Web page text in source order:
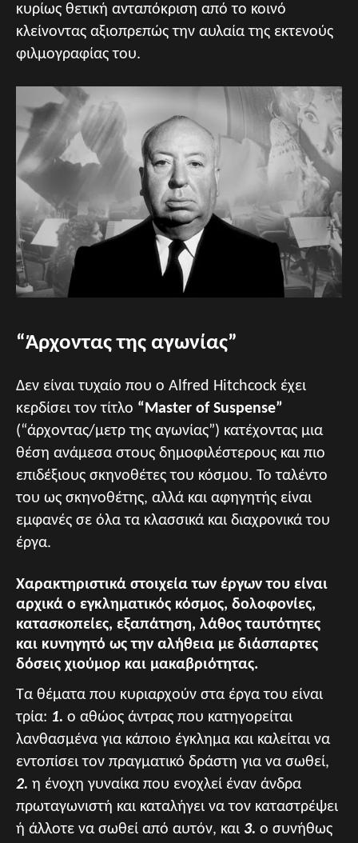
κυρίως θετική ανταπόκριση από το κοινό
κλείνοντας αξιοπρεπώς την αυλαία της εκτενούς
φιλμογραφίας του.
“Άρχοντας της αγωνίας”
Δεν είναι τυχαίο που ο Alfred Hitchcock έχει
κερδίσει τον τίτλο “Master of Suspense”
(“άρχοντας/μετρ της αγωνίας”) κατέχοντας μια
θέση ανάμεσα στους δημοφιλέστερους και πιο
επιδέξιους σκηνοθέτες του κόσμου. Το ταλέντο
του ως σκηνοθέτης, αλλά και αφηγητής είναι
εμφανές σε όλα τα κλασσικά και διαχρονικά του
έργα.
Χαρακτηριστικά στοιχεία των έργων του είναι
αρχικά ο εγκληματικός κόσμος, δολοφονίες,
κατασκοπείες, εξαπάτηση, λάθος ταυτότητες
και κυνηγητό ως την αλήθεια με διάσπαρτες
δόσεις χιούμορ και μακαβριότητας.
Τα θέματα που κυριαρχούν στα έργα του είναι
τρία: 1. ο αθώος άντρας που κατηγορείται
λανθασμένα για κάποιο έγκλημα και καλείται να
εντοπίσει τον πραγματικό δράστη για να σωθεί,
2. η ένοχη γυναίκα που ενοχλεί έναν άνδρα
πρωταγωνιστή και καταλήγει να τον καταστρέψει
ή άλλοτε να σωθεί από αυτόν, και 3. ο συνήθως